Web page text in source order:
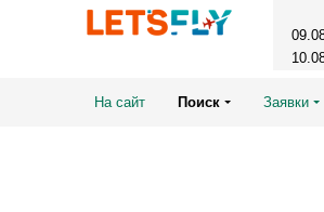
На сайт Поиск Заявки